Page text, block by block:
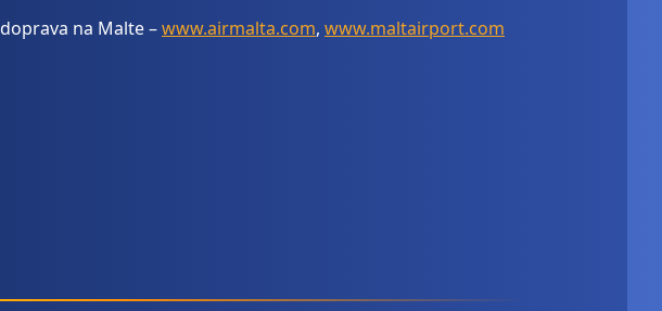
na Malte –www.airmalta.com, www.maltairport.com